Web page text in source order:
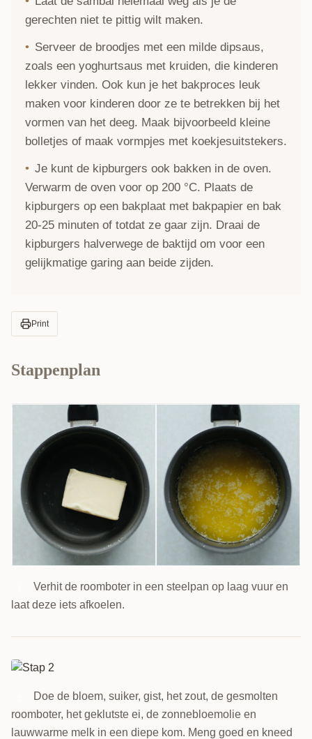
gerechten niet te pittig wilt maken.
Serveer de broodjes met een milde dipsaus,
zoals een yoghurtsaus met kruiden, die kinderen
lekker vinden. Ook kun je het bakproces leuk
maken voor kinderen door ze te betrekken bij het
vormen van het deeg. Maak bijvoorbeeld kleine
bolletjes of maak vormpjes met koekjesuitstekers.
Je kunt de kipburgers ook bakken in de oven.
Verwarm de oven voor op 200 °C. Plaats de
kipburgers op een bakplaat met bakpapier en bak
20-25 minuten of totdat ze gaar zijn. Draai de
kipburgers halverwege de baktijd om voor een
gelijkmatige garing aan beide zijden.
Print
Stappenplan
Verhit de roomboter in een steelpan op laag vuur en
laat deze iets afkoelen.
Doe de bloem, suiker, gist, het zout, de gesmolten
roomboter, het geklutste ei, de zonnebloemolie en
lauwwarme melk in een diepe kom. Meng goed en kneed